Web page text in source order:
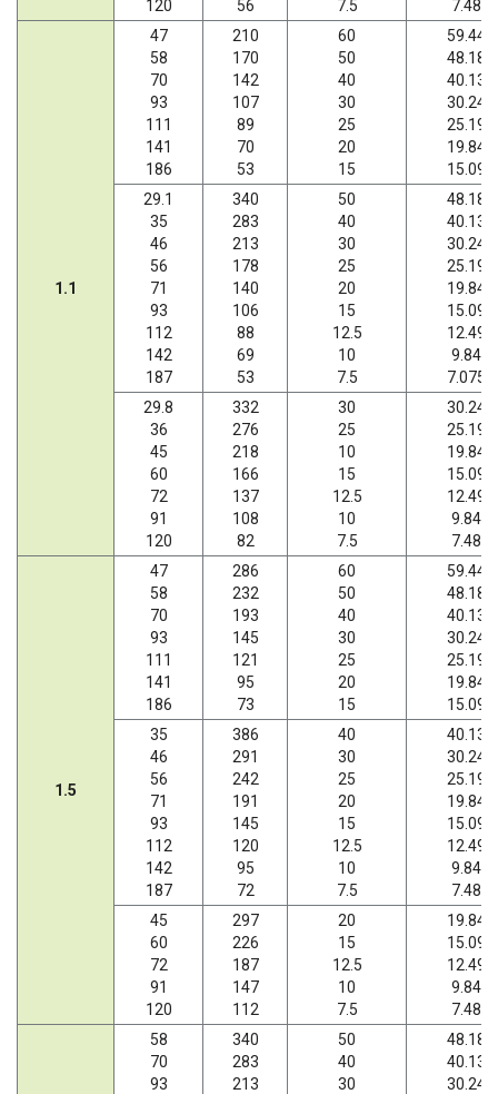
120 56 7.5 7.48
1.1
47
58
70
93
111
141
186
210
170
142
107
89
70
53
60
50
40
30
25
20
15
59.44
48.18
40.13
30.24
25.19
19.84
15.09
29.1
35
46
56
71
93
112
142
187
340
283
213
178
140
106
88
69
53
50
40
30
25
20
15
12.5
10
7.5
48.18
40.13
30.24
25.19
19.84
15.09
12.49
9.84
7.075
29.8
36
45
60
72
91
120
332
276
218
166
137
108
82
30
25
10
15
12.5
10
7.5
30.24
25.19
19.84
15.09
12.49
9.84
7.48
1.5
47
58
70
93
111
141
186
286
232
193
145
121
95
73
60
50
40
30
25
20
15
59.44
48.18
40.13
30.24
25.19
19.84
15.09
35
46
56
71
93
112
142
187
386
291
242
191
145
120
95
72
40
30
25
20
15
12.5
10
7.5
40.13
30.24
25.19
19.84
15.09
12.49
9.84
7.48
45
60
72
91
120
297
226
187
147
112
20
15
12.5
10
7.5
19.84
15.09
12.49
9.84
7.48
58
70
93
340
283
213
50
40
30
48.18
40.13
30.24